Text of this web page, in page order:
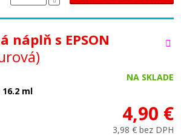
náplň s EPSON
NA SKLADE
16.2 ml
4,90 €
3,98 € bez DPH